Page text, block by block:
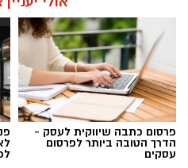
יכולת לפיתוח והפקת
ואירועי תוכן.
חשיבה עצמאית
יחסי אנוש מצוינים,
במוזיאון מציינים כי הם
בעלי "ראש מלא
הפעילות החינוכית
תגים:משרד הבריאות,
ההחלקות
פרסום כתבה שיווקית לעסק -
הדרך הטובה ביותר לפרסום
עסקים